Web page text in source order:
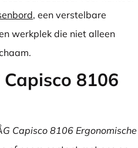
, een verstelbare
werkplek die niet alleen
8106
Capisco 8106 Ergonomische